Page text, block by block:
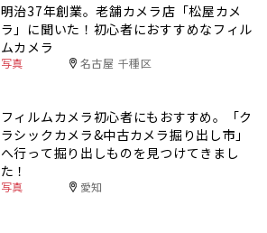
明治37年創業。老舗カメラ店「松屋カメ
ラ」に聞いた！初心者におすすめなフィル
ムカメラ
写真 名古屋 千種区
フィルムカメラ初心者にもおすすめ。「ク
ラシックカメラ&中古カメラ掘り出し市」
へ行って掘り出しものを見つけてきまし
た！
写真 愛知